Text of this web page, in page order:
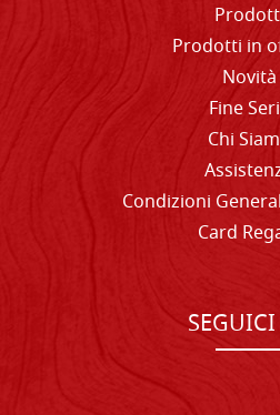
Prodotti in
Novità
Fine
Chi
Condizioni
Card